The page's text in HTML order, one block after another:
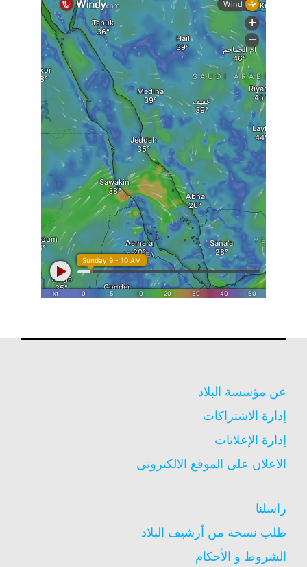
عن مؤسسة البلاد
إدارة الاشتراكات
إدارة الإعلانات
الاعلان على الموقع الالكترونى
راسلنا
طلب نسخة من أرشيف البلاد
الشروط و الأحكام